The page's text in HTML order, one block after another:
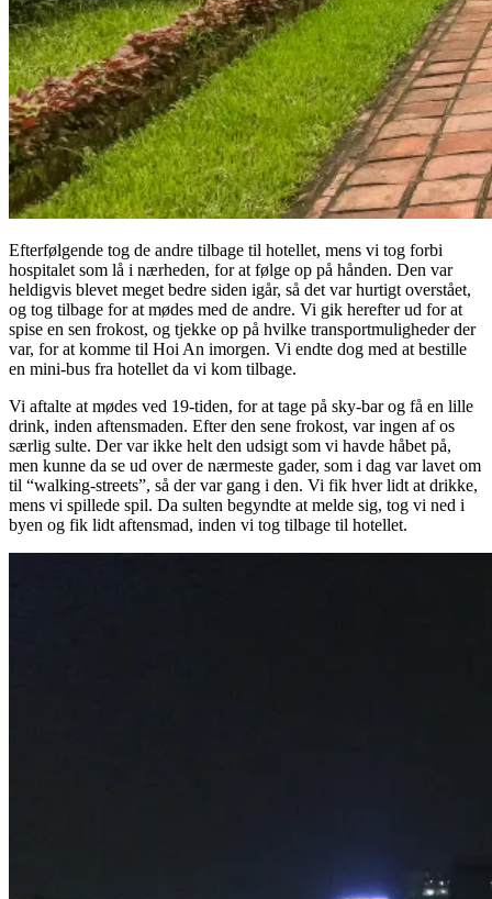
Efterfølgende tog de andre tilbage til hotellet, mens vi tog forbi
hospitalet som lå i nærheden, for at følge op på hånden. Den var
heldigvis blevet meget bedre siden igår, så det var hurtigt overstået,
og tog tilbage for at mødes med de andre. Vi gik herefter ud for at
spise en sen frokost, og tjekke op på hvilke transportmuligheder der
var, for at komme til Hoi An imorgen. Vi endte dog med at bestille
en mini-bus fra hotellet da vi kom tilbage.
Vi aftalte at mødes ved 19-tiden, for at tage på sky-bar og få en lille
drink, inden aftensmaden. Efter den sene frokost, var ingen af os
særlig sulte. Der var ikke helt den udsigt som vi havde håbet på,
men kunne da se ud over de nærmeste gader, som i dag var lavet om
til “walking-streets”, så der var gang i den. Vi fik hver lidt at drikke,
mens vi spillede spil. Da sulten begyndte at melde sig, tog vi ned i
byen og fik lidt aftensmad, inden vi tog tilbage til hotellet.